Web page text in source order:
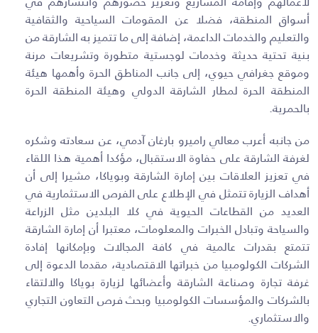
أسواق المنطقة، فضلا عن المقومات السياحية والثقافية
والتعليم والخدمات الداعمة، إضافة إلى ما تتميز به الشارقة من
بنية تحتية حديثة وخدمات لوجستية متطورة وتشريعات مرنة
وموقع جغرافي حيوي، إلى جانب المناطق الحرة وأهمها هيئة
المنطقة الحرة لمطار الشارقة الدولي وهيئة المنطقة الحرة
بالحمرية.
من جانبه أعرب معالي راميرو بارغان آدمي، عن سعادته وشكره
لغرفة الشارقة على حفاوة الاستقبال، مؤكدا أهمية هذا اللقاء
في تعزيز العلاقات بين إمارة الشارقة وبوياكا، مشيرا إلى أن
أهداف الزيارة تتمثل في الإطلاع على الفرص الاستثمارية في
العديد من القطاعات الحيوية في كلا البلدين مثل الزراعة
والسياحة وتبادل الخبرات والمعلومات، معتبرا أن إمارة الشارقة
تتمتع بقدرات عالمية في كافة المجالات وبإمكانها إفادة
الشركات الكولومبيا من خبراتها الاقتصادية، مقدما الدعوة إلى
غرفة تجارة وصناعة الشارقة وأعضائها لزيارة بوياكا والالتقاء
بالشركات والمؤسسات الكولومبيا وبحث فرص التعاون التجاري
والاستثماري.